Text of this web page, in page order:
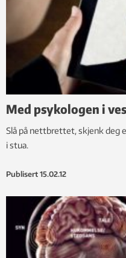
Med psykologen i
Slå på nettbrettet, skjenk deg
i stua.
Publisert 15.02.12